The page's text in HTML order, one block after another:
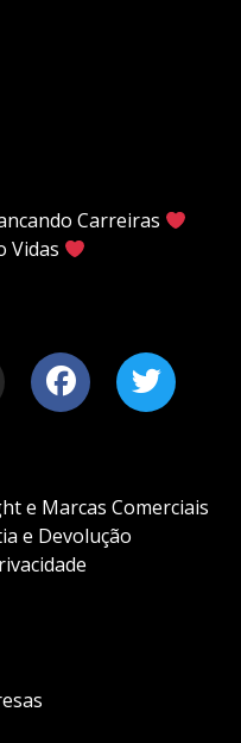
Carreiras
Vidas
e Marcas Comerciais
e Devolução